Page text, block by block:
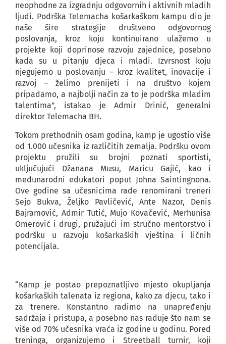
neophodne za izgradnju odgovornih i aktivnih mladih
ljudi. Podrška Telemacha košarkaškom kampu dio je
naše šire strategije društveno odgovornog
poslovanja, kroz koju kontinuirano ulažemo u
projekte koji doprinose razvoju zajednice, posebno
kada su u pitanju djeca i mladi. Izvrsnost koju
njegujemo u poslovanju – kroz kvalitet, inovacije i
razvoj – želimo prenijeti i na društvo kojem
pripadamo, a najbolji način za to je podrška mladim
talentima”, istakao je Admir Drinić, generalni
direktor Telemacha BH.
Tokom prethodnih osam godina, kamp je ugostio više
od 1.000 učesnika iz različitih zemalja. Podršku ovom
projektu pružili su brojni poznati sportisti,
uključujući Džanana Musu, Maricu Gajić, kao i
međunarodni edukatori poput Johna Saintingnona.
Ove godine sa učesnicima rade renomirani treneri
Sejo Bukva, Željko Pavličević, Ante Nazor, Denis
Bajramović, Admir Tutić, Mujo Kovačević, Merhunisa
Omerović i drugi, pružajući im stručno mentorstvo i
podršku u razvoju košarkaških vještina i ličnih
potencijala.
“Kamp je postao prepoznatljivo mjesto okupljanja
košarkaških talenata iz regiona, kako za djecu, tako i
za trenere. Konstantno radimo na unapređenju
sadržaja i pristupa, a posebno nas raduje što nam se
više od 70% učesnika vraća iz godine u godinu. Pored
treninga, organizujemo i Streetball turnir, koji